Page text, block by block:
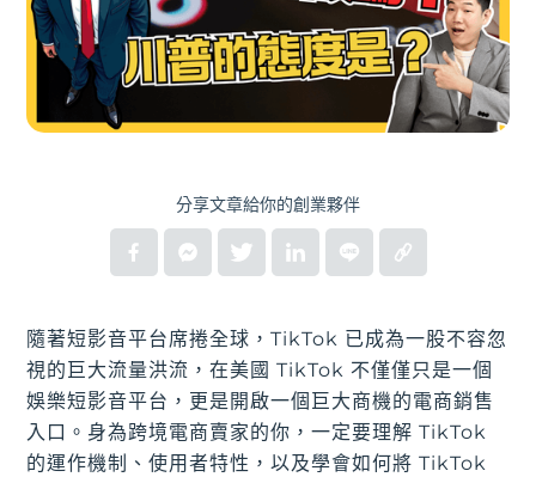
分享文章給你的創業夥伴
隨著短影音平台席捲全球，TikTok 已成為一股不容忽
視的巨大流量洪流，在美國 TikTok 不僅僅只是一個
娛樂短影音平台，更是開啟一個巨大商機的電商銷售
入口。身為跨境電商賣家的你，一定要理解 TikTok
的運作機制、使用者特性，以及學會如何將 TikTok